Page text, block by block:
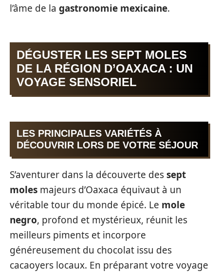
l’âme de la gastronomie mexicaine.
DÉGUSTER LES SEPT MOLES
DE LA RÉGION D’OAXACA : UN
VOYAGE SENSORIEL
LES PRINCIPALES VARIÉTÉS À
DÉCOUVRIR LORS DE VOTRE SÉJOUR
S’aventurer dans la découverte dessept
moles majeurs d’Oaxaca équivaut à un
véritable tour du monde épicé. Le mole
negro, profond et mystérieux, réunit les
meilleurs piments et incorpore
généreusement du chocolat issu des
cacaoyers locaux. En préparant votre voyage